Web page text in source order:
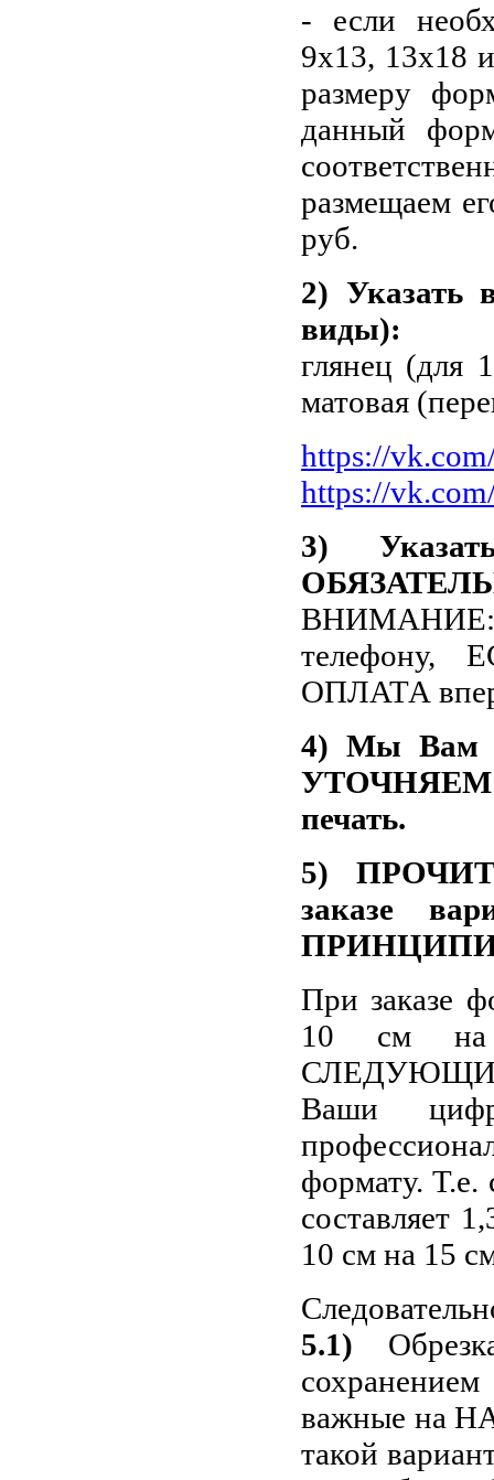
- если
9х13, 13х18
размеру
данный
размещаем
руб.
2) Указать
виды):
глянец (для
матовая
https://
https://
3)
телефону,
ОПЛАТА
4) Мы Вам
УТОЧНЯЕМ
печать.
5)
заказе
При заказе
10 см
Ваши
формату. Т.е.
составляет
10 см на 15
5.1)
важные на
такой